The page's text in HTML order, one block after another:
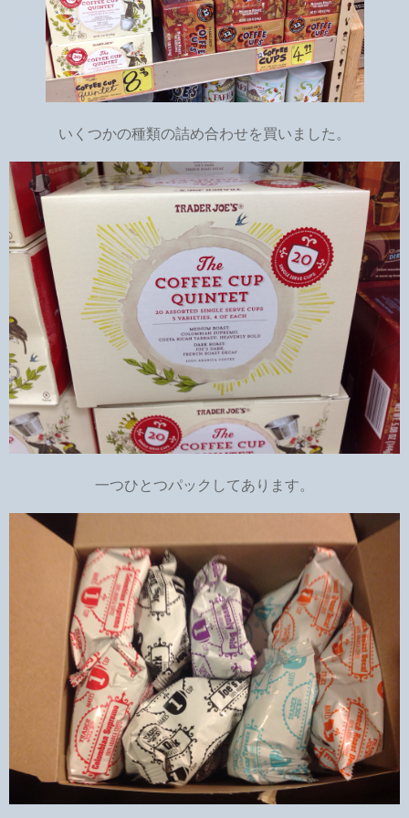
いくつかの種類の詰め合わせを買いました。
一つひとつパックしてあります。